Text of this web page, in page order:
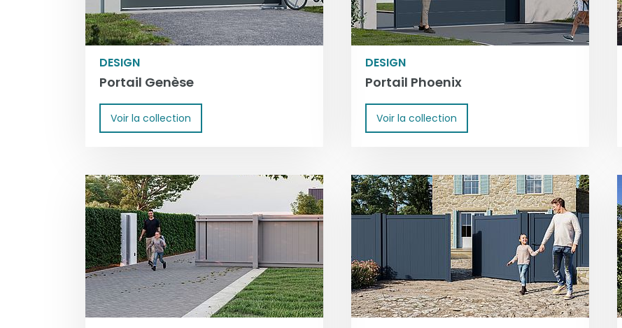
DESIGN
Portail Genèse
Voir la collection
DESIGN
Portail Phoenix
Voir la collection